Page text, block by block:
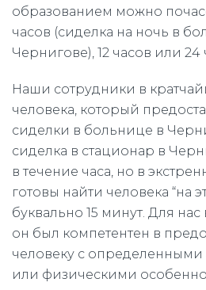
образованием можно
часов (сиделка на ночь в
Чернигове), 12 часов или 24
Наши сотрудники в
человека, который
сиделки в больнице в
сиделка в стационар в
в течение часа, но в
готовы найти человека “на
буквально 15 минут. Для
он был компетентен в
человеку с
или физическими